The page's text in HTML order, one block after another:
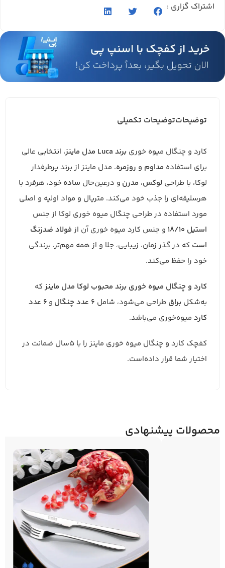
اشتراک گزاری :
توضیحاتتوضیحات تکمیلی
کارد و چنگال میوه خوری برند Luca مدل ماینز
، انتخابی عالی
برای استفاده مداوم و روزمره. مدل ماینز از برند پرطرفدار
لوکا، با طراحی لوکس، مدرن و درعین‌حال ساده خود، هرفرد با
هر‌سلیقه‌ای را جذب خود می‌کند. متریال و مواد اولیه و اصلی
مورد استفاده در طراحی چنگال میوه خوری لوکا از جنس
استیل 18/10
و جنس کارد میوه خوری آن از فولاد ضدزنگ
است که در گذر زمان، زیبایی، جلا و از همه مهم‌تر، برندگی
خود را حفظ می‌کند.
کارد و چنگال میوه خوری برند محبوب لوکا مدل ماینز که
به‌شکل براق طراحی می‌شود، شامل 6 عدد چنگال و
6 عدد
کارد میوه‌خوری می‌باشد.
کفچک کارد و چنگال میوه خوری ماینز را با 5سال ضمانت در
اختیار شما قرار داده‌است.
محصولات پیشنهادی